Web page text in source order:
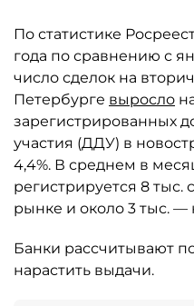
По статистике
года по сравнению с
число сделок на
Петербурге выросло
зарегистрированных
участия (ДДУ) в
4,4%. В среднем в
регистрируется 8 тыс.
рынке и около 3 тыс. —
Банки рассчитывают
нарастить выдачи.